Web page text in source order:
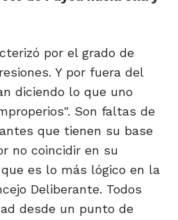
por el grado de
Y por fuera del
diciendo lo que uno
Son faltas de
que tienen su base
no coincidir en su
es lo más lógico en la
Deliberante. Todos
desde un punto de